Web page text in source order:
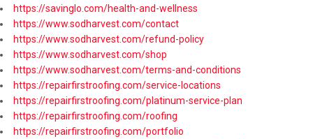
https://savinglo.com/health-and-wellness
https://www.sodharvest.com/contact
https://www.sodharvest.com/refund-policy
https://www.sodharvest.com/shop
https://www.sodharvest.com/terms-and-conditions
https://repairfirstroofing.com/service-locations
https://repairfirstroofing.com/platinum-service-plan
https://repairfirstroofing.com/roofing
https://repairfirstroofing.com/portfolio